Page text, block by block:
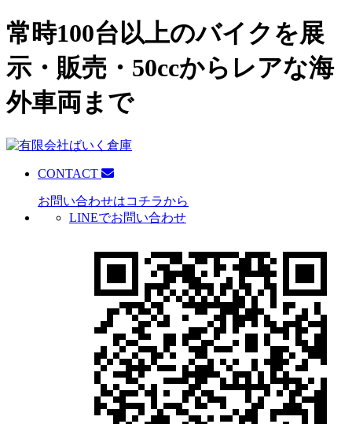
常時100台以上のバイクを展
示・販売・50ccからレアな海
外車両まで
CONTACT
お問い合わせはコチラから
LINEでお問い合わせ